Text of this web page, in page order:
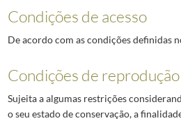
Condições de acesso
De acordo com as condições definidas
Condições de reprodução
Sujeita a algumas restrições
o seu estado de conservação, a